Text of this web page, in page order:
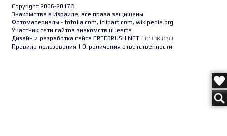
Copyright 2006-2017©
Знакомства в Израиле, все права защищены.
Фотоматериалы - fotolia.com, iclipart.com, wikipedia.org
Участник сети сайтов знакомств uHearts.
Дизайн и разработка сайта FREEBRUSH.NET| בניית אתרים
Правила пользования | Ограничения ответственности